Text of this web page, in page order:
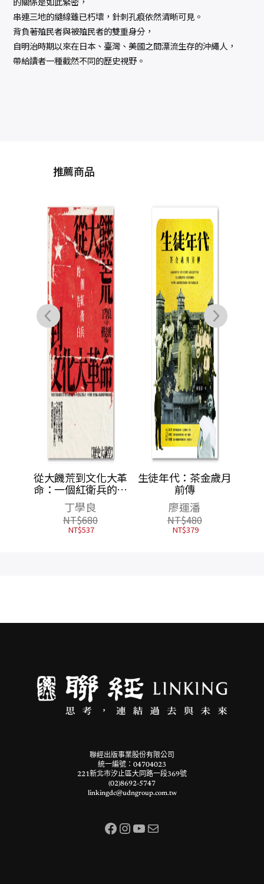
串連三地的縫線雖已朽壞，針刺孔痕依然清晰可見。
背負著殖民者與被殖民者的雙重身分，
自明治時期以來在日本、臺灣、美國之間漂流生存的沖繩人，
帶給讀者一種截然不同的歷史視野。
推薦商品
從大饑荒到文化大革
命：一個紅衛兵的告
白
丁學良
NT$680
NT$537
生徒年代：茶金歲月
前傳
廖運潘
NT$480
NT$379
聯經出版事業股份有限公司
統一編號：04704023
221新北市汐止區大同路一段369號
(02)8692-5747
linkingdc@udngroup.com.tw
Facebook InstagramYouTube 電子郵件